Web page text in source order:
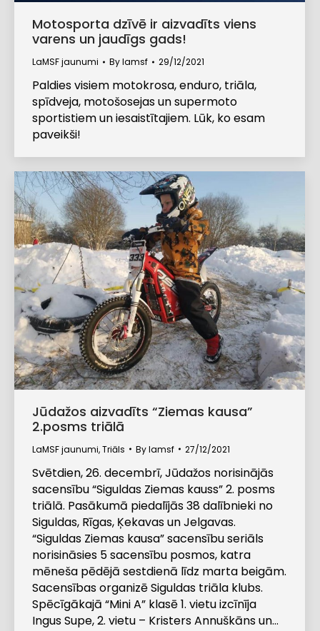
Motosporta dzīvē ir aizvadīts viens
varens un jaudīgs gads!
LaMSF jaunumi Bylamsf 29/12/2021
Paldies visiem motokrosa, enduro, triāla,
spīdveja, motošosejas un supermoto
sportistiem un iesaistītajiem. Lūk, ko esam
paveikši!
Jūdažos aizvadīts “Ziemas kausa”
2.posms triālā
LaMSF jaunumi,Triāls Bylamsf 27/12/2021
Svētdien, 26. decembrī, Jūdažos norisinājās
sacensību “Siguldas Ziemas kauss” 2. posms
triālā. Pasākumā piedalījās 38 dalībnieki no
Siguldas, Rīgas, Ķekavas un Jelgavas.
“Siguldas Ziemas kausa” sacensību seriāls
norisināsies 5 sacensību posmos, katra
mēneša pēdējā sestdienā līdz marta beigām.
Sacensības organizē Siguldas triāla klubs.
Spēcīgākajā “Mini A” klasē 1. vietu izcīnīja
Ingus Supe, 2. vietu – Kristers Annuškāns un…